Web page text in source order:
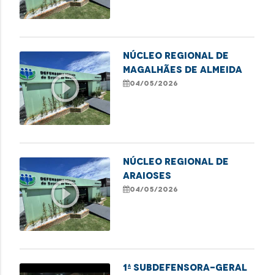
play_circle_outline
NÚCLEO REGIONAL DE
MAGALHÃES DE ALMEIDA
04/05/2026
play_circle_outline
NÚCLEO REGIONAL DE
ARAIOSES
04/05/2026
1ª subdefensora-geral